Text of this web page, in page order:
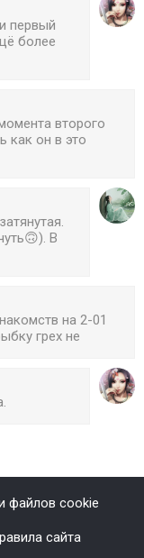
первый
более
второго
как он в это
В
на 2-01
грех не
файлов cookie
сайта